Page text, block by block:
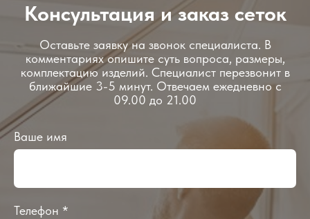
Консультация и заказ сеток
Оставьте заявку на звонок специалиста. В
комментариях опишите суть вопроса, размеры,
комплектацию изделий. Специалист перезвонит в
ближайшие 3-5 минут. Отвечаем ежедневно с
09.00 до 21.00
Ваше имя
Телефон *